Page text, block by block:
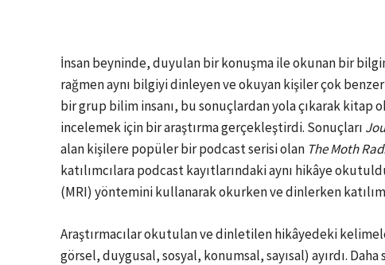
İnsan beyninde, duyulan bir konuşma ile okunan bir
rağmen aynı bilgiyi dinleyen ve okuyan kişiler çok
bir grup bilim insanı, bu sonuçlardan yola çıkarak
incelemek için bir araştırma gerçekleştirdi. Sonuçları
alan kişilere popüler bir podcast serisi olan The Moth
katılımcılara podcast kayıtlarındaki aynı hikâye
(MRI) yöntemini kullanarak okurken ve dinlerken
Araştırmacılar okutulan ve dinletilen hikâyedeki
görsel, duygusal, sosyal, konumsal, sayısal) ayırdı.